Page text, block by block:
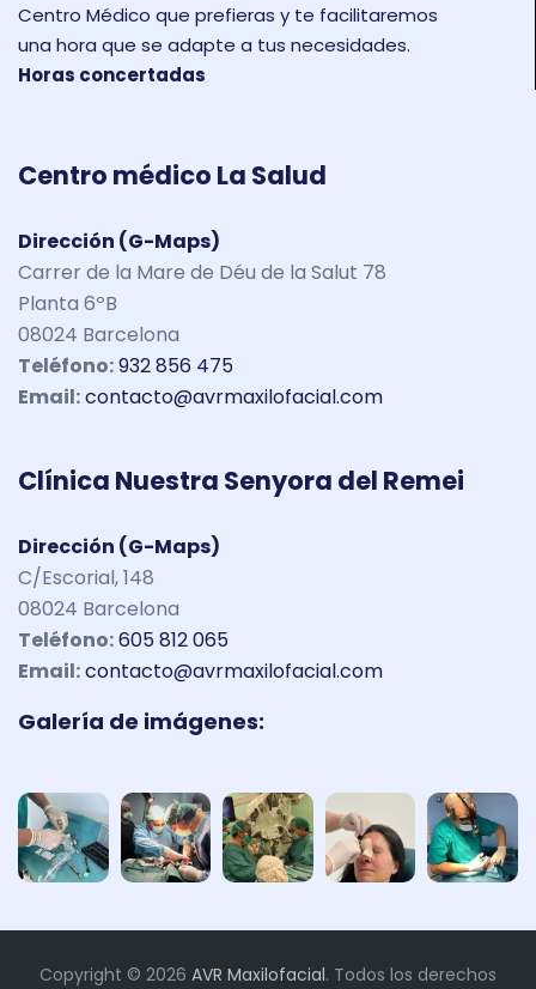
Centro Médico que prefieras y te facilitaremos
una hora que se adapte a tus necesidades.
Horas concertadas
Centro médico La Salud
Dirección (G-Maps)
Carrer de la Mare de Déu de la Salut 78
Planta 6ºB
08024 Barcelona
Teléfono:932 856 475
Email:contacto@avrmaxilofacial.com
Clínica Nuestra Senyora del Remei
Dirección (G-Maps)
C/Escorial, 148
08024 Barcelona
Teléfono:605 812 065
Email:contacto@avrmaxilofacial.com
Galería de imágenes:
Copyright © 2026 AVR Maxilofacial. Todos los derechos